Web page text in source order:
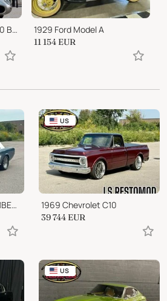
1955 Mercedes-Benz 300 Barchetta 1929 Ford Model A
11 154 EUR
1966 Ford Mustang NUMBERS MATCHING 289ci AUTO
US
1969 Chevrolet C10
39 744 EUR
US